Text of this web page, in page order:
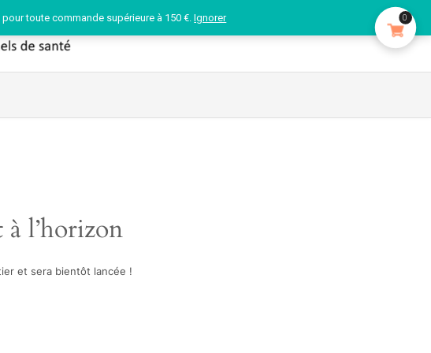
toute commande supérieure à 150 €.Ignorer
l’horizon
et sera bientôt lancée !
0